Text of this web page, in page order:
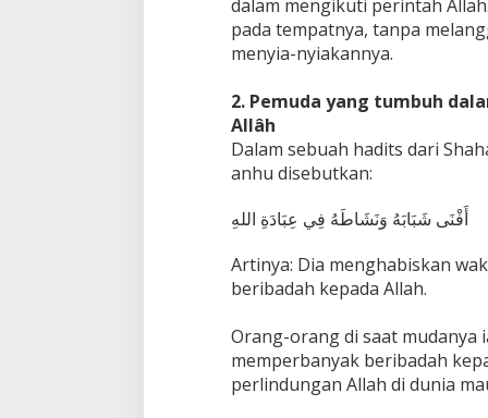
dalam mengikuti perintah
pada tempatnya, tanpa
menyia-nyiakannya.
2. Pemuda yang tumbuh
Allâh
Dalam sebuah hadits dari
anhu disebutkan:
أَفْنَى شَبَابَهُ وَنَشَاطَهُ فِي عِبَادَةِ اللهِ
Artinya: Dia menghabiskan
beribadah kepada Allah.
Orang-orang di saat mudanya
memperbanyak beribadah
perlindungan Allah di dunia